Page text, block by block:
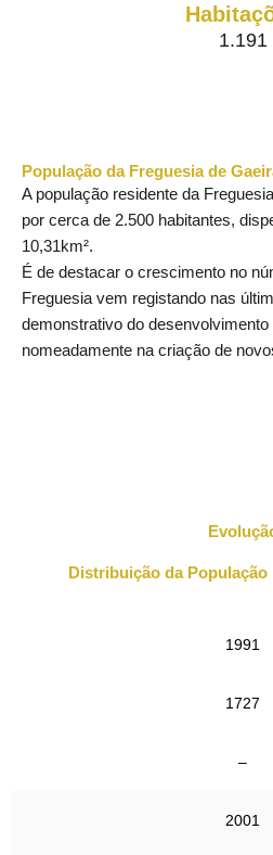
1.191
População da Freguesia de
A população residente da
por cerca de 2.500 habitantes,
10,31km².
É de destacar o crescimento no
Freguesia vem registando nas
demonstrativo do
nomeadamente na criação de
Distribuição da
1991
1727
–
2001